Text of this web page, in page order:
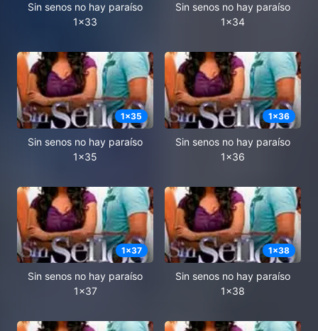
Sin senos no hay paraíso
1x33
Sin senos no hay paraíso
1x34
1x35
Sin senos no hay paraíso
1x35
1x36
Sin senos no hay paraíso
1x36
1x37
Sin senos no hay paraíso
1x37
1x38
Sin senos no hay paraíso
1x38